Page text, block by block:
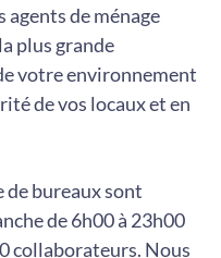
de ménage
plus grande
votre environnement
de vos locaux et en
bureaux sont
de 6h00 à 23h00
collaborateurs. Nous